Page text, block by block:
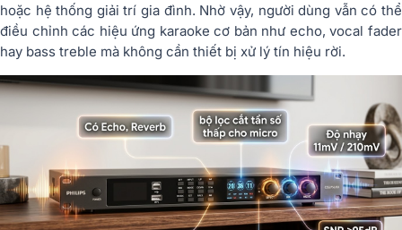
hoặc hệ thống giải trí gia đình. Nhờ vậy, người dùng vẫn có thể
điều chỉnh các hiệu ứng karaoke cơ bản như echo, vocal fader
hay bass treble mà không cần thiết bị xử lý tín hiệu rời.